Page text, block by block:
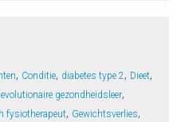
, Conditie, diabetes type 2, Dieet,
evolutionaire gezondheidsleer,
fysiotherapeut, Gewichtsverlies,